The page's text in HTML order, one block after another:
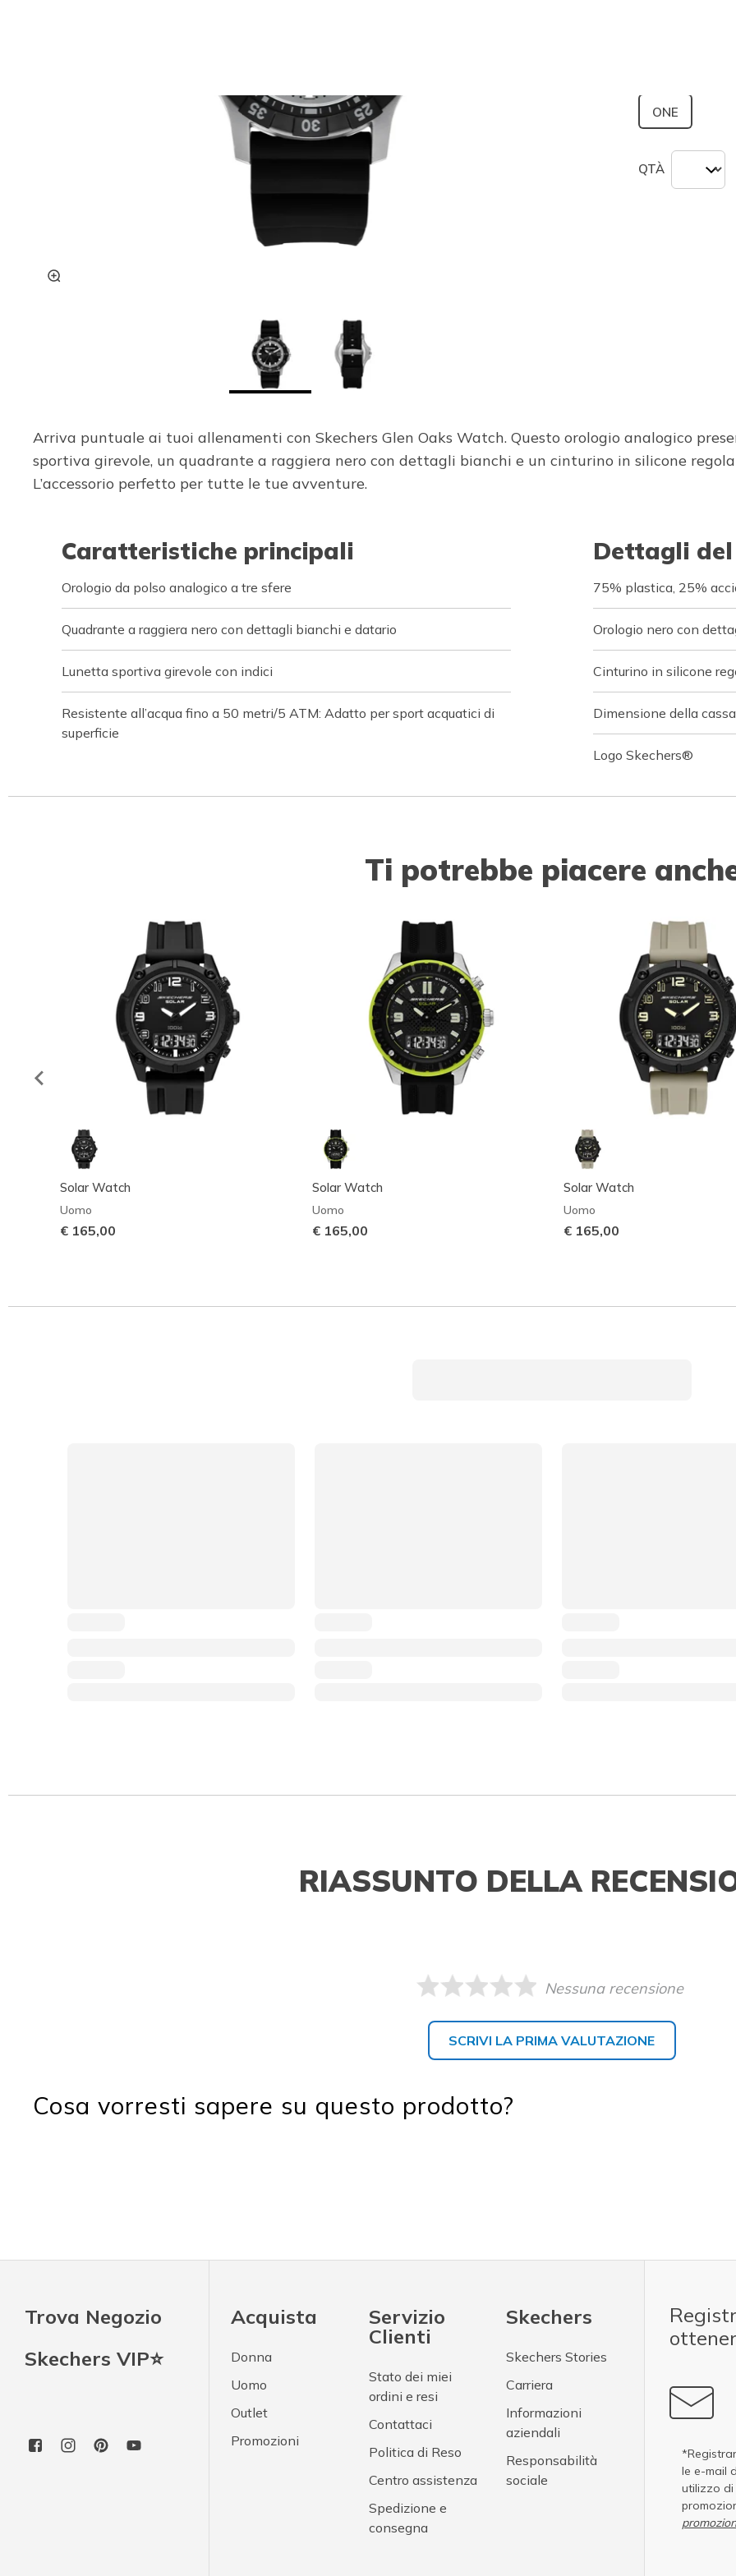
ONE
QTÀ
Arriva puntuale ai tuoi allenamenti con Skechers Glen Oaks Watch. Questo orologio analogico
sportiva girevole, un quadrante a raggiera nero con dettagli bianchi e un cinturino in silicone
L’accessorio perfetto per tutte le tue avventure.
Caratteristiche principali
Orologio da polso analogico a tre sfere
Quadrante a raggiera nero con dettagli bianchi e datario
Lunetta sportiva girevole con indici
Resistente all’acqua fino a 50 metri/5 ATM: Adatto per sport acquatici di
superficie
Dettagli
75% plastica, 25%
Orologio nero con
Cinturino in silicone
Dimensione della
Logo Skechers®
Ti potrebbe piacere
Solar Watch
Uomo
€ 165,00
Solar Watch
Uomo
€ 165,00
Solar Watch
Uomo
€ 165,00
RIASSUNTO DELLA
Nessuna recensione
SCRIVI LA PRIMA VALUTAZIONE
Cosa vorresti sapere su questo prodotto?
Trova Negozio
Skechers VIP⭐
Acquista
Donna
Uomo
Outlet
Promozioni
Servizio
Clienti
Stato dei miei
ordini e resi
Contattaci
Politica di Reso
Centro assistenza
Spedizione e
consegna
Skechers
Skechers Stories
Carriera
Informazioni
aziendali
Responsabilità
sociale
le e-mail
utilizzo di